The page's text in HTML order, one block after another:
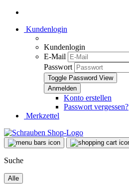
Kundenlogin
Kundenlogin
E-Mail
Passwort
Toggle Password View
Konto erstellen
Passwort vergessen?
Merkzettel
Suche
Alle